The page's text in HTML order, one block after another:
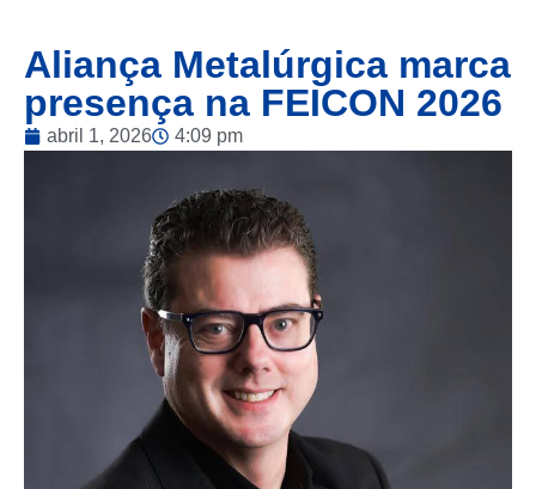
Aliança Metalúrgica marca
presença na FEICON 2026
abril 1, 2026 4:09 pm